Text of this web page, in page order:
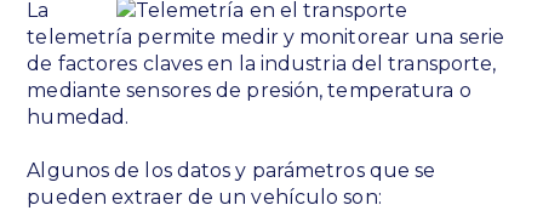
La
telemetría permite medir y monitorear una serie
de factores claves en la industria del transporte,
mediante sensores de presión, temperatura o
humedad.
Algunos de los datos y parámetros que se
pueden extraer de un vehículo son: